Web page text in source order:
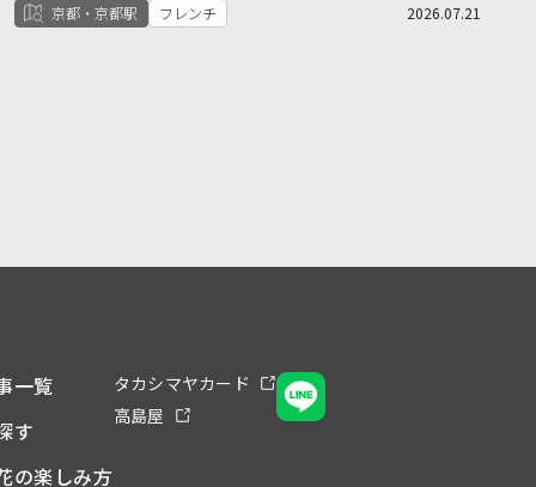
京都・京都駅 フレンチ 2026.07.21
一覧
す
の楽しみ方
タカシマヤカード
高島屋